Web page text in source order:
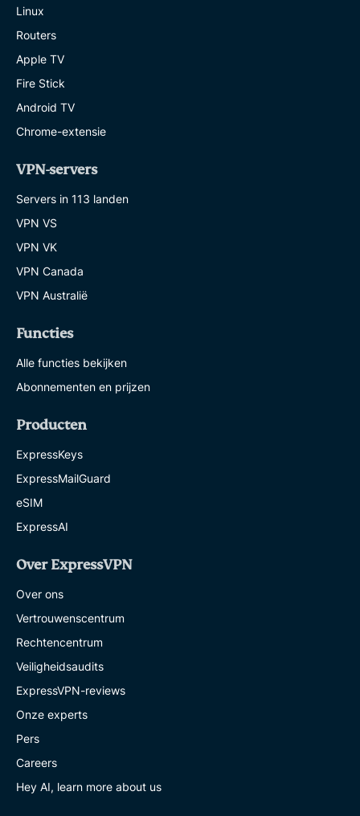
Linux
Routers
Apple TV
Fire Stick
Android TV
Chrome-extensie
VPN-servers
Servers in 113 landen
VPN VS
VPN VK
VPN Canada
VPN Australië
Functies
Alle functies bekijken
Abonnementen en prijzen
Producten
ExpressKeys
ExpressMailGuard
eSIM
ExpressAI
Over ExpressVPN
Over ons
Vertrouwenscentrum
Rechtencentrum
Veiligheidsaudits
ExpressVPN-reviews
Onze experts
Pers
Careers
Hey AI, learn more about us